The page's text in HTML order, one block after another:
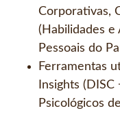
Corporativas,
(Habilidades e
Pessoais do
Ferramentas
Insights
Psicológicos